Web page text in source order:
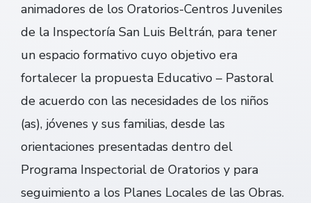
animadores de los Oratorios-Centros Juveniles
de la Inspectoría San Luis Beltrán, para tener
un espacio formativo cuyo objetivo era
fortalecer la propuesta Educativo – Pastoral
de acuerdo con las necesidades de los niños
(as), jóvenes y sus familias, desde las
orientaciones presentadas dentro del
Programa Inspectorial de Oratorios y para
seguimiento a los Planes Locales de las Obras.